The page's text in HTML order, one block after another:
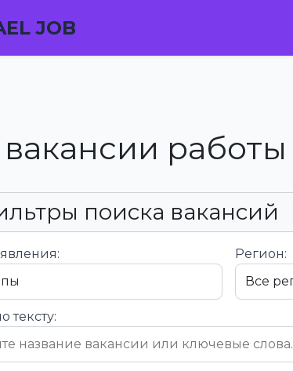
JOB
поиска вакансий
Регион:
тексту: